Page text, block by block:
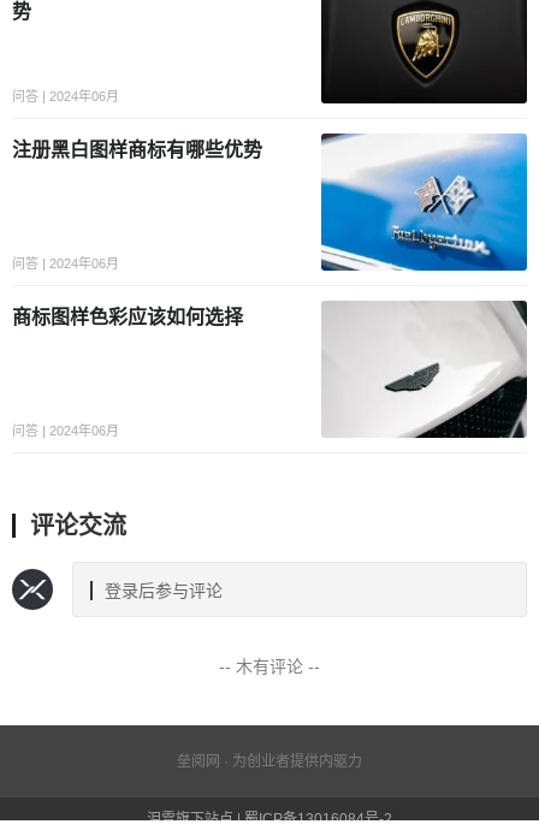
势
问答 | 2024年06月
注册黑白图样商标有哪些优势
问答 | 2024年06月
商标图样色彩应该如何选择
问答 | 2024年06月
评论交流
登录后参与评论
-- 木有评论 --
垒阅网 · 为创业者提供内驱力
泪雪旗下站点 | 蜀ICP备13016084号-2